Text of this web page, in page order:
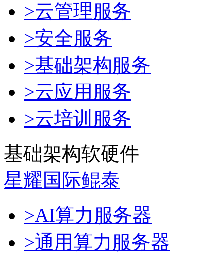
>云管理服务
>安全服务
>基础架构服务
>云应用服务
>云培训服务
基础架构软硬件
星耀国际鲲泰
>AI算力服务器
>通用算力服务器